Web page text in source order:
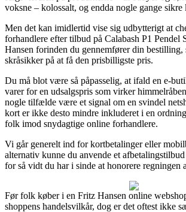
voksne – kolossalt, og endda nogle gange sikre
Men det kan imidlertid vise sig udbytterigt at
forhandlere efter tilbud på Calabash P1 Pendel
Hansen forinden du gennemfører din bestilling,
skråsikker på at få den prisbilligste pris.
Du må blot være så påpasselig, at ifald en e-
varer for en udsalgspris som virker
nogle tilfælde være et signal om en svindel
kort er ikke desto mindre inkluderet i en
folk imod snydagtige online forhandlere.
Vi går generelt ind for kortbetalinger eller
alternativ kunne du anvende et
for så vidt du har i sinde at honorere regningen
Før folk køber i en Fritz Hansen online
shoppens handelsvilkår, dog er det oftest ikke